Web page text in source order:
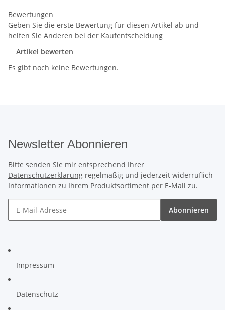
Bewertungen
Geben Sie die erste Bewertung für diesen Artikel ab und
helfen Sie Anderen bei der Kaufentscheidung
Artikel bewerten
Es gibt noch keine Bewertungen.
Newsletter Abonnieren
Bitte senden Sie mir entsprechend Ihrer
Datenschutzerklärung regelmäßig und jederzeit widerruflich
Informationen zu Ihrem Produktsortiment per E-Mail zu.
Abonnieren
Impressum
Datenschutz